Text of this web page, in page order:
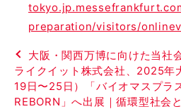
preparation/visitors/
大阪・関西万博に向けた当社
ライクイット株式会社、2025年
19日〜25日）「バイオマスプラ
REBORN」へ出展｜循環型社会